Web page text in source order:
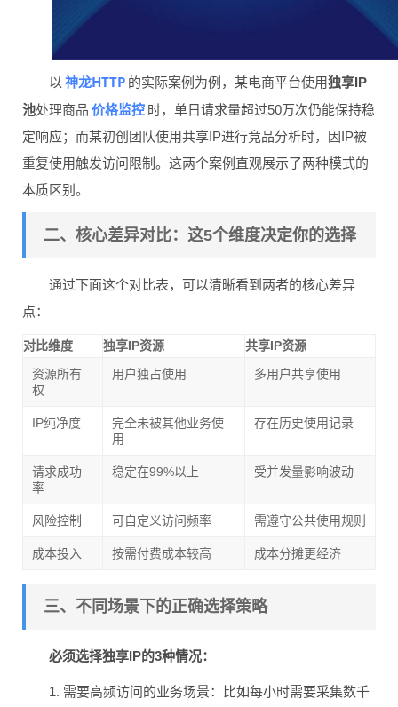
以 神龙HTTP 的实际案例为例，某电商平台使用独享IP
池处理商品 价格监控 时，单日请求量超过50万次仍能保持稳
定响应；而某初创团队使用共享IP进行竞品分析时，因IP被
重复使用触发访问限制。这两个案例直观展示了两种模式的
本质区别。
二、核心差异对比：这5个维度决定你的选择
通过下面这个对比表，可以清晰看到两者的核心差异
点：
对比维度 独享IP资源
共享IP资源
资源所有
权
用户独占使用 多用户共享使用
IP纯净度
完全未被其他业务使
用
存在历史使用记录
请求成功
率
稳定在99%以上 受并发量影响波动
风险控制 可自定义访问频率 需遵守公共使用规则
成本投入 按需付费成本较高 成本分摊更经济
三、不同场景下的正确选择策略
必须选择独享IP的3种情况：
1. 需要高频访问的业务场景：比如每小时需要采集数千